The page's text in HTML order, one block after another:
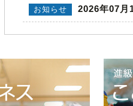
お知らせ 2026年07月